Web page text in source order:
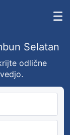
Selatan
odlične